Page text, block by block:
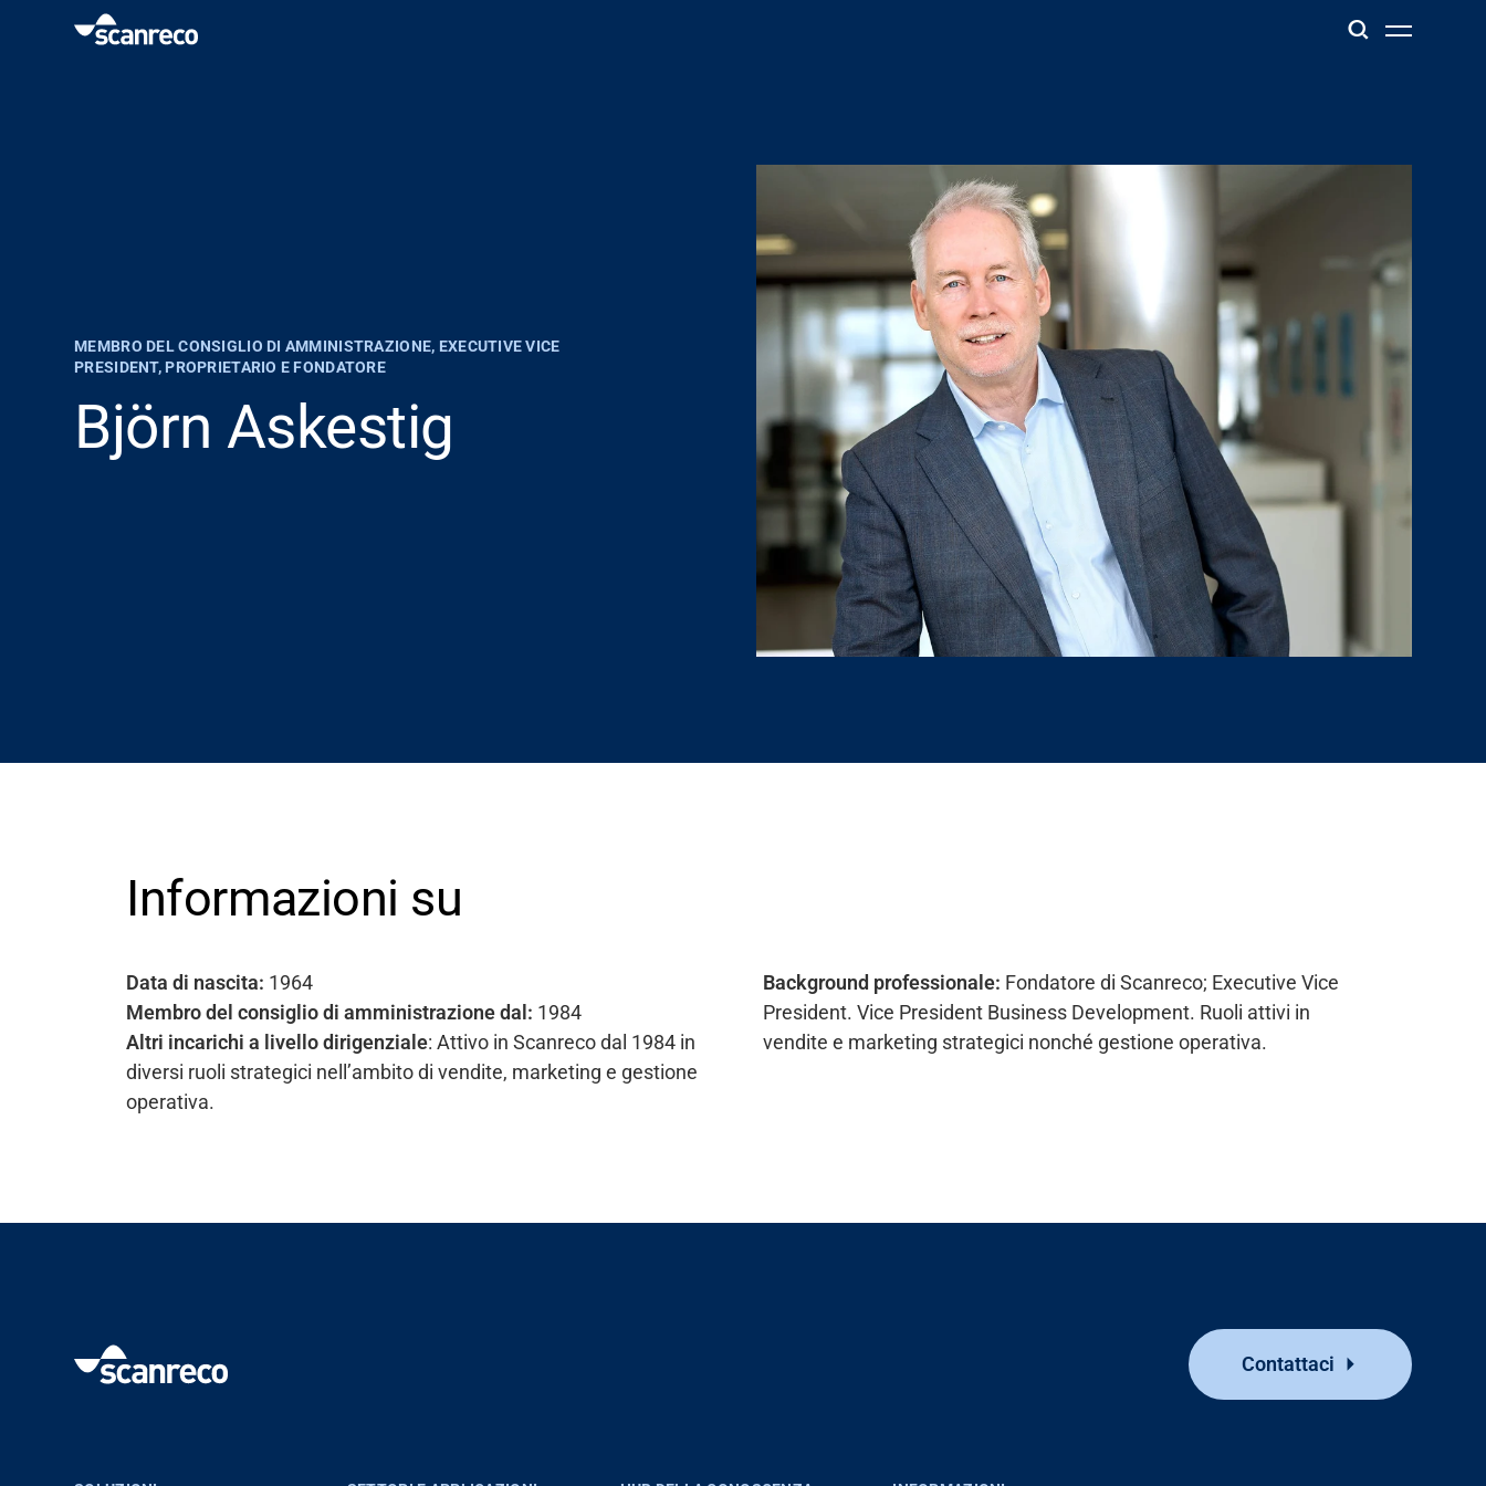
Informazioni
Lavora con noi
Banca dati
MEMBRO DEL CONSIGLIO DI AMMINISTRAZIONE, EXECUTIVE VICE
PRESIDENT, PROPRIETARIO E FONDATORE
Björn Askestig
Informazioni su
Data di nascita: 1964
Membro del consiglio di amministrazione dal: 1984
Altri incarichi a livello dirigenziale: Attivo in Scanreco dal 1984 in
diversi ruoli strategici nell’ambito di vendite, marketing e gestione
operativa.
Background professionale: Fondatore di Scanreco; Executive Vice
President. Vice President Business Development. Ruoli attivi in
vendite e marketing strategici nonché gestione operativa.
Contattaci